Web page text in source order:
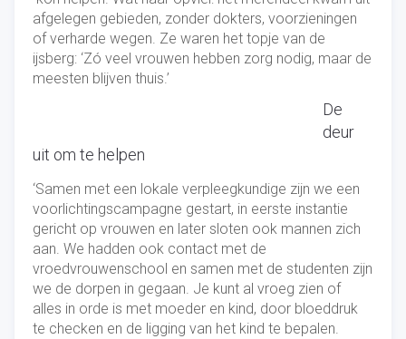
afgelegen gebieden, zonder dokters, voorzieningen
of verharde wegen. Ze waren het topje van de
ijsberg: ‘Zó veel vrouwen hebben zorg nodig, maar de
meesten blijven thuis.’
De
deur
uit om te helpen
‘Samen met een lokale verpleegkundige zijn we een
voorlichtingscampagne gestart, in eerste instantie
gericht op vrouwen en later sloten ook mannen zich
aan. We hadden ook contact met de
vroedvrouwenschool en samen met de studenten zijn
we de dorpen in gegaan. Je kunt al vroeg zien of
alles in orde is met moeder en kind, door bloeddruk
te checken en de ligging van het kind te bepalen.